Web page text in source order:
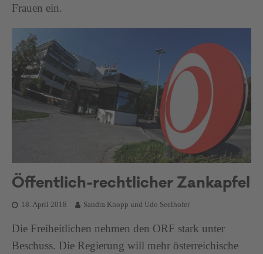
Frauen ein.
Öffentlich-rechtlicher Zankapfel
18. April 2018 Sandra Knopp und Udo Seelhofer
Die Freiheitlichen nehmen den ORF stark unter
Beschuss. Die Regierung will mehr österreichische